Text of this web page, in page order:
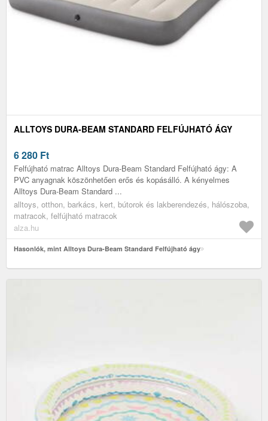
ALLTOYS DURA-BEAM STANDARD FELFÚJHATÓ ÁGY
6 280 Ft
Felfújható matrac Alltoys Dura-Beam Standard Felfújható ágy: A
PVC anyagnak köszönhetően erős és kopásálló. A kényelmes
Alltoys Dura-Beam Standard ...
alltoys, otthon, barkács, kert, bútorok és lakberendezés, hálószoba,
matracok, felfújható matracok
alza.hu
Hasonlók, mint Alltoys Dura-Beam Standard Felfújható ágy